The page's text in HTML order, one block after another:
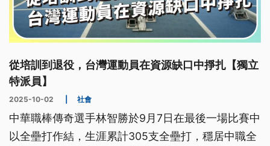
從培訓到退役，台灣運動員在資源缺口中掙扎【獨立
特派員】
2025-10-02 社會
中華職棒傳奇選手林智勝於9月7日在最後一場比賽中
以全壘打作結，生涯累計305支全壘打，穩居中職全